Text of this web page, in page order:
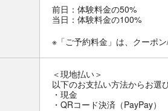
前日：体験料金の50%
当日：体験料金の100%
※「ご予約料金」は、クーポ
＜現地払い＞
以下のお支払い方法からお選
・現金
・QRコード決済（PayPay）